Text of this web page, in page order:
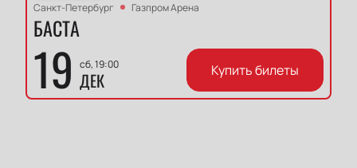
Санкт-Петербург
Газпром Арена
БАСТА
19 сб, 19:00
ДЕК Купить билеты